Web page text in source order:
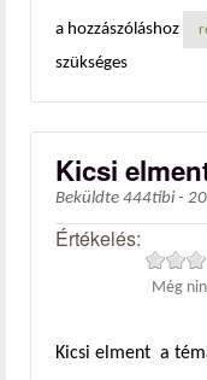
a hozzászóláshoz
szükséges
Kicsi
Beküldte 444tibi -
Értékelés:
Még
Kicsi elment a